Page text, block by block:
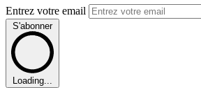
Entrez votre email
S'abonner
Loading...